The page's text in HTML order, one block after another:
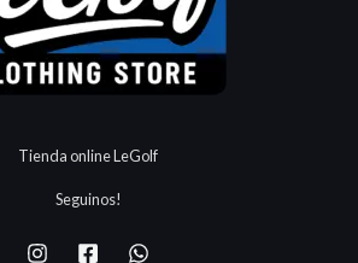
Tienda online LeGolf
Seguinos!